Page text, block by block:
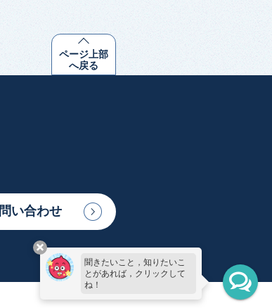
ページ上部
へ戻る
い合わせ
聞きたいこと，知りたいこ
とがあれば，クリックして
ね！